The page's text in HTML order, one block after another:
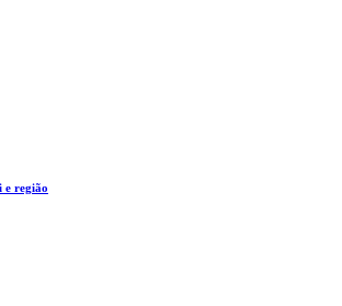
e região